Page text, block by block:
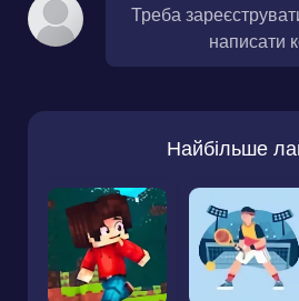
Треба
написати
Найбільше